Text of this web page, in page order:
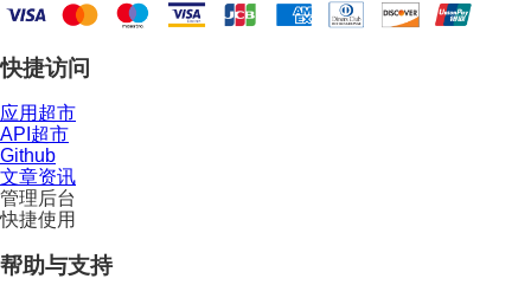
快捷访问
应用超市
API超市
Github
文章资讯
管理后台
快捷使用
帮助与支持